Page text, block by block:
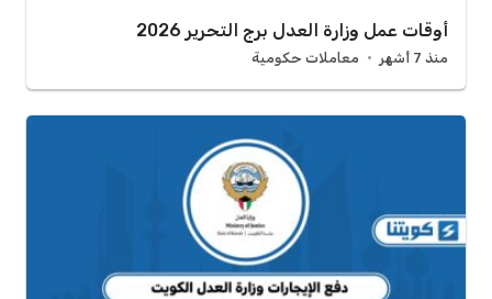
أوقات عمل وزارة العدل برج التحرير 2026
منذ 7 أشهر معاملات حكومية